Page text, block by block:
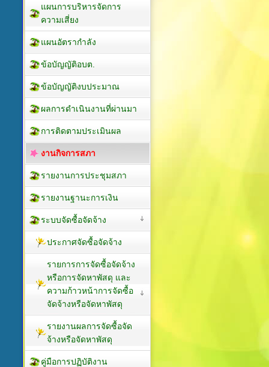
แผนการบริหารจัดการ
ความเสี่ยง
แผนอัตรากำลัง
ข้อบัญญัติอบต.
ข้อบัญญัติงบประมาณ
ผลการดำเนินงานที่ผ่านมา
การติดตามประเมินผล
งานกิจการสภา
รายงานการประชุมสภา
รายงานฐานะการเงิน
ระบบจัดซื้อจัดจ้าง
ประกาศจัดซื้อจัดจ้าง
รายการการจัดซื้อจัดจ้าง
หรือการจัดหาพัสดุ และ
ความก้าวหน้าการจัดซื้อ
จัดจ้างหรือจัดหาพัสดุ
รายงานผลการจัดซื้อจัด
จ้างหรือจัดหาพัสดุ
คู่มือการปฏิบัติงาน